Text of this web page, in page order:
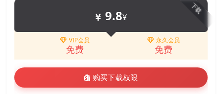
下载
9.8¥
VIP会员
免费
永久会员
免费
购买下载权限